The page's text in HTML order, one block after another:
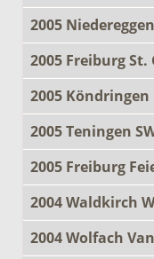
2005
2005 Freiburg
2005
2005 Teningen
2005 Freiburg
2004 Waldkirch
2004 Wolfach